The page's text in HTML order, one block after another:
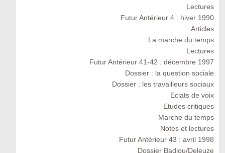
Lectures
Futur Antérieur 4 : hiver 1990
Articles
La marche du temps
Lectures
Futur Antérieur 41-42 : décembre 1997
Dossier : la question sociale
Dossier : les travailleurs sociaux
Eclats de voix
Etudes critiques
Marche du temps
Notes et lectures
Futur Antérieur 43 : avril 1998
Dossier Badiou/Deleuze